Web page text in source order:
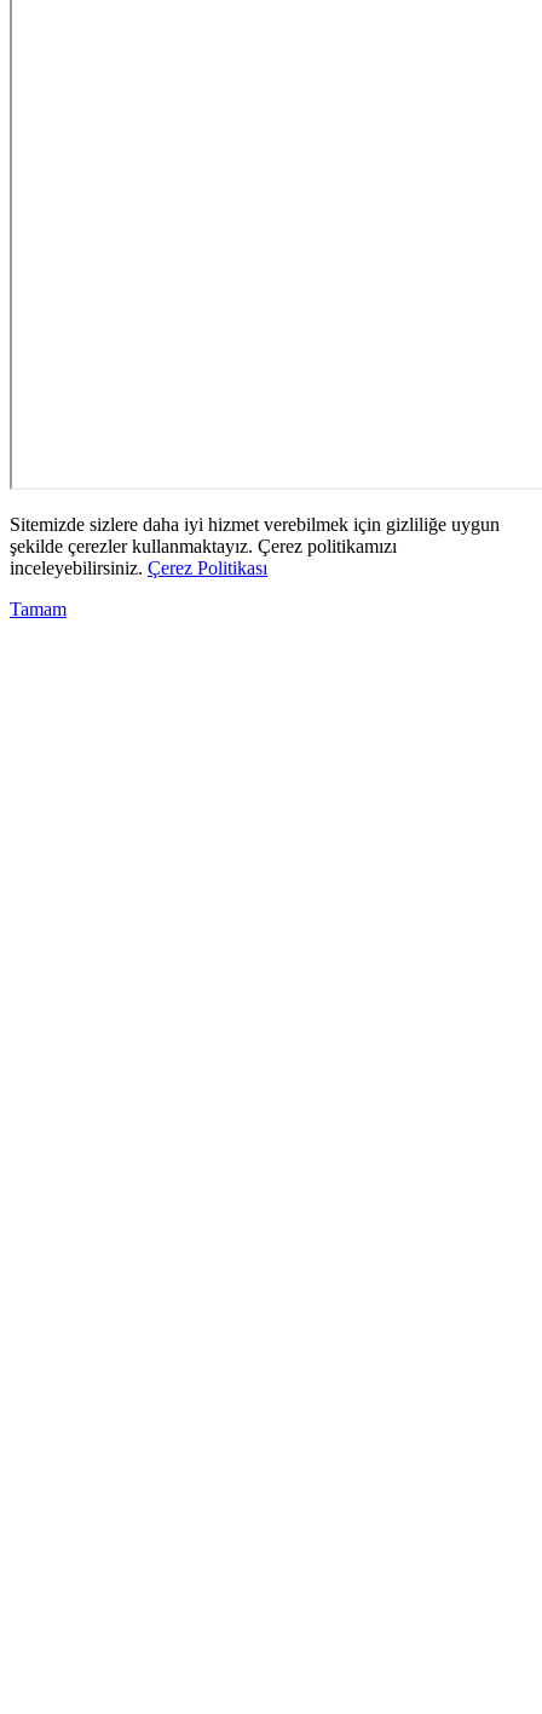
Sitemizde sizlere daha iyi hizmet verebilmek için gizliliğe uygun
şekilde çerezler kullanmaktayız. Çerez politikamızı
inceleyebilirsiniz. Çerez Politikası
Tamam